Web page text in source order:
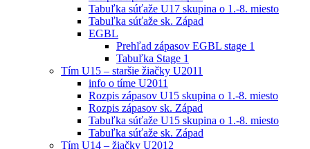
Tabuľka súťaže U17 skupina o 1.-8. miesto
Tabuľka súťaže sk. Západ
EGBL
Prehľad zápasov EGBL stage 1
Tabuľka Stage 1
Tím U15 – staršie žiačky U2011
info o tíme U2011
Rozpis zápasov U15 skupina o 1.-8. miesto
Rozpis zápasov sk. Západ
Tabuľka súťaže U15 skupina o 1.-8. miesto
Tabuľka súťaže sk. Západ
Tím U14 – žiačky U2012